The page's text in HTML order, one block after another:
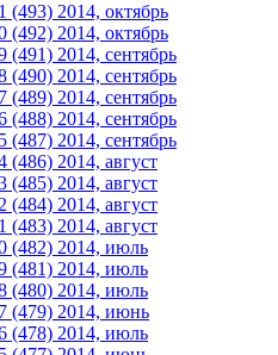
(493) 2014, октябрь
(492) 2014, октябрь
(491) 2014, сентябрь
(490) 2014, сентябрь
(489) 2014, сентябрь
(488) 2014, сентябрь
(487) 2014, сентябрь
(486) 2014, август
(485) 2014, август
(484) 2014, август
(483) 2014, август
(482) 2014, июль
(481) 2014, июль
(480) 2014, июль
(479) 2014, июнь
(478) 2014, июль